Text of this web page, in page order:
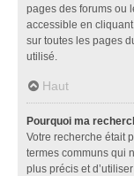
pages des forums ou
accessible en
sur toutes les pages
utilisé.
Haut
Pourquoi ma
Votre recherche était
termes communs qui
plus précis et